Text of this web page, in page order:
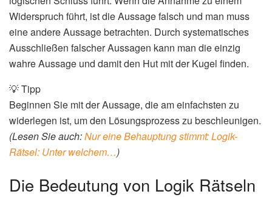
Widerspruch führt, ist die Aussage falsch und man muss
eine andere Aussage betrachten. Durch systematisches
Ausschließen falscher Aussagen kann man die einzig
wahre Aussage und damit den Hut mit der Kugel finden.
💡 Tipp
Beginnen Sie mit der Aussage, die am einfachsten zu
widerlegen ist, um den Lösungsprozess zu beschleunigen.
(Lesen Sie auch:Nur eine Behauptung stimmt: Logik-
Rätsel: Unter welchem…)
Die Bedeutung von Logik Rätseln